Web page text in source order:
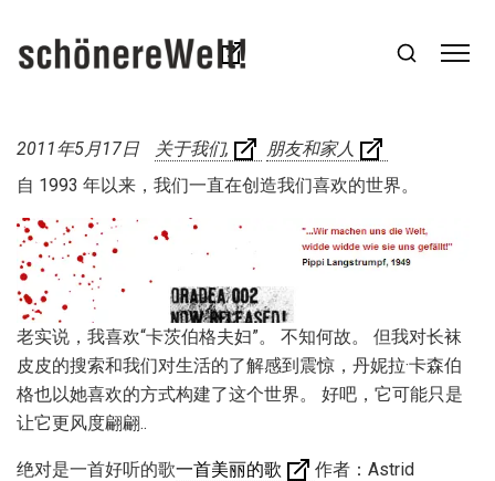
2011年5月17日 关于我们
朋友和家人
自 1993 年以来，我们一直在创造我们喜欢的世界。
老实说，我喜欢“卡茨伯格夫妇”。 不知何故。 但我对长袜
皮皮的搜索和我们对生活的了解感到震惊，丹妮拉·卡森伯
格也以她喜欢的方式构建了这个世界。 好吧，它可能只是
让它更风度翩翩..
绝对是一首好听的歌一首美丽的歌
作者：Astrid